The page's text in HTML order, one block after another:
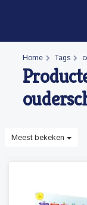
Home Tags
Meest bekeken